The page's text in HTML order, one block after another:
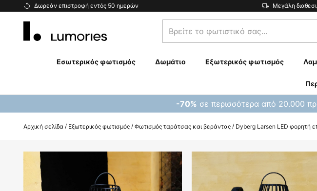
Δωρεάν επιστροφή εντός 50 ημερών Μεγάλη
Μετάβαση
Βρείτε
το
σας...
Εσωτερικός φωτισμός Δωμάτιο Εξωτερικός φωτισμός
-70% σε περισσότερα από 20.000
Αρχική σελίδα Εξωτερικός φωτισμός Φωτισμός ταράτσας και βεράντας Dyberg Larsen LED φορητή
Μετάβαση
τέλος